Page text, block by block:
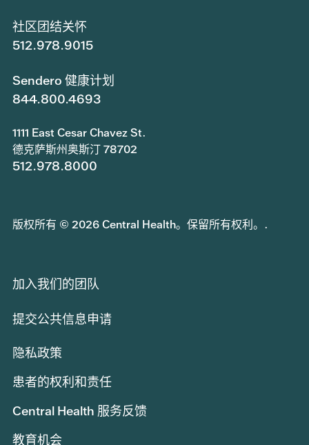
社区团结关怀
512.978.9015
Sendero 健康计划
844.800.4693
1111 East Cesar Chavez St.
德克萨斯州奥斯汀 78702
512.978.8000
版权所有 © 2026 Central Health。保留所有权利。.
加入我们的团队
提交公共信息申请
隐私政策
患者的权利和责任
Central Health 服务反馈
教育机会